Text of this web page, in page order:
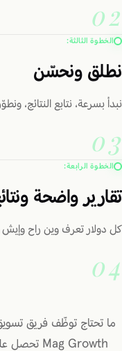
02
الخطوة الثالثة:
نطلق ونحسّن
نبدأ بسرعة، نتابع النتائج،
03
الخطوة الرابعة:
تقارير واضحة
كل دولار تعرف وين راح
04
ما تحتاج توظّف فريق
Mag Growth تحصل على فريق متخصص يركّز فقط على هدفك.